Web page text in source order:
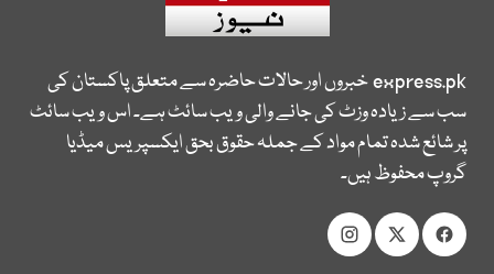
express.pkخبروں اور حالات حاضرہ سے متعلق پاکستان کی
سب سے زیادہ وزٹ کی جانے والی ویب سائٹ ہے۔ اس ویب سائٹ
پر شائع شدہ تمام مواد کے جملہ حقوق بحق ایکسپریس میڈیا
گروپ محفوظ ہیں۔